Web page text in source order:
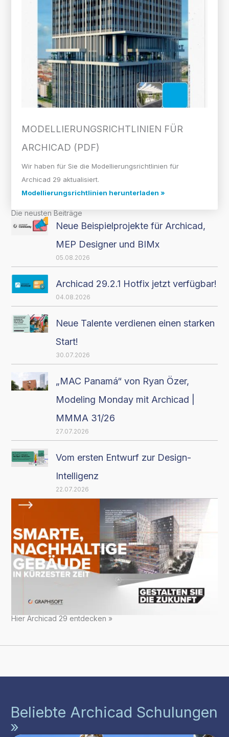
MODELLIERUNGS­RICHTLINIEN FÜR
ARCHICAD (PDF)
Wir haben für Sie die Modellierungsrichtlinien für
Archicad 29 aktualisiert.
Modellierungsrichtlinien herunterladen »
Die neusten Beiträge
Neue Beispielprojekte für Archicad,
MEP Designer und BIMx
05.08.2026
Archicad 29.2.1 Hotfix jetzt verfügbar!
04.08.2026
Neue Talente verdienen einen starken
Start!
30.07.2026
„MAC Panamá“ von Ryan Özer,
Modeling Monday mit Archicad |
MMMA 31/26
27.07.2026
Vom ersten Entwurf zur Design-
Intelligenz
22.07.2026
Hier Archicad 29 entdecken »
Beliebte Archicad Schulungen
»